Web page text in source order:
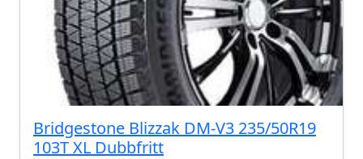
Bridgestone Blizzak DM-V3 235/50R19
103T XL Dubbfritt